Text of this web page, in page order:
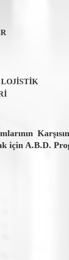
için A.B.D.